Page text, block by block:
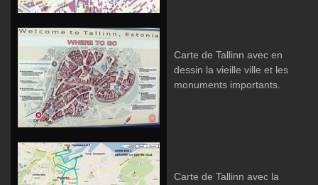
Carte de Tallinn avec en
dessin la vieille ville et les
monuments importants.
Carte de Tallinn avec la